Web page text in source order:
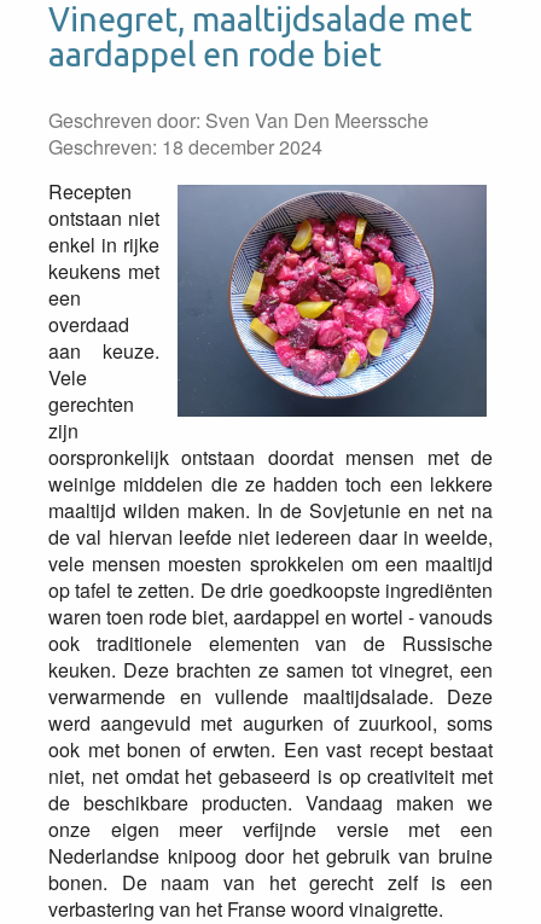
Vinegret, maaltijdsalade met
aardappel en rode biet
Geschreven door: Sven Van Den Meerssche
Geschreven: 18 december 2024
Recepten
ontstaan niet
enkel in rijke
keukens met
een
overdaad
aan keuze.
Vele
gerechten
zijn
oorspronkelijk ontstaan doordat mensen met de
weinige middelen die ze hadden toch een lekkere
maaltijd wilden maken. In de Sovjetunie en net na
de val hiervan leefde niet iedereen daar in weelde,
vele mensen moesten sprokkelen om een maaltijd
op tafel te zetten. De drie goedkoopste ingrediënten
waren toen rode biet, aardappel en wortel - vanouds
ook traditionele elementen van de Russische
keuken. Deze brachten ze samen tot vinegret, een
verwarmende en vullende maaltijdsalade. Deze
werd aangevuld met augurken of zuurkool, soms
ook met bonen of erwten. Een vast recept bestaat
niet, net omdat het gebaseerd is op creativiteit met
de beschikbare producten. Vandaag maken we
onze eigen meer verfijnde versie met een
Nederlandse knipoog door het gebruik van bruine
bonen. De naam van het gerecht zelf is een
verbastering van het Franse woord vinaigrette.